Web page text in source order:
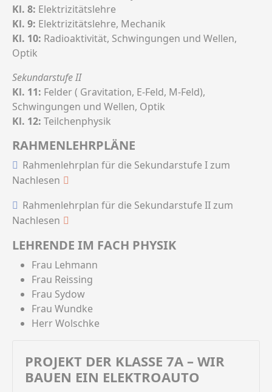
Kl. 8: Elektrizitätslehre
Kl. 9: Elektrizitätslehre, Mechanik
Kl. 10: Radioaktivität, Schwingungen und Wellen,
Optik
Sekundarstufe II
Kl. 11: Felder ( Gravitation, E-Feld, M-Feld),
Schwingungen und Wellen, Optik
Kl. 12: Teilchenphysik
RAHMENLEHRPLÄNE
Rahmenlehrplan für die Sekundarstufe I zum
Nachlesen
Rahmenlehrplan für die Sekundarstufe II zum
Nachlesen
LEHRENDE IM FACH PHYSIK
Frau Lehmann
Frau Reissing
Frau Sydow
Frau Wundke
Herr Wolschke
PROJEKT DER KLASSE 7A – WIR
BAUEN EIN ELEKTROAUTO